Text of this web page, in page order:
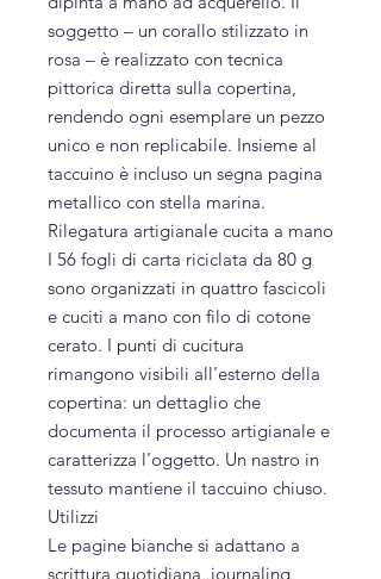
soggetto – un corallo stilizzato in
rosa – è realizzato con tecnica
pittorica diretta sulla copertina,
rendendo ogni esemplare un pezzo
unico e non replicabile. Insieme al
taccuino è incluso un segna pagina
metallico con stella marina.
Rilegatura artigianale cucita a mano
I 56 fogli di carta riciclata da 80 g
sono organizzati in quattro fascicoli
e cuciti a mano con filo di cotone
cerato. I punti di cucitura
rimangono visibili all'esterno della
copertina: un dettaglio che
documenta il processo artigianale e
caratterizza l'oggetto. Un nastro in
tessuto mantiene il taccuino chiuso.
Utilizzi
Le pagine bianche si adattano a
scrittura quotidiana, journaling,